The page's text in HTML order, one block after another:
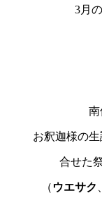
3月
南
お釈迦様の
合せた
（ ウエサク